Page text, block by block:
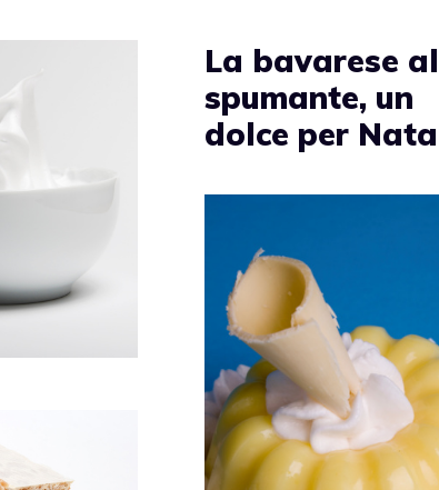
La bavarese
spumante, un
dolce per